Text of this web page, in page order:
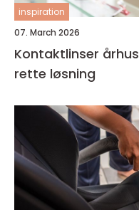
inspiration
07. March 2026
Kontaktlinser århus sådan finder du den
rette løsning